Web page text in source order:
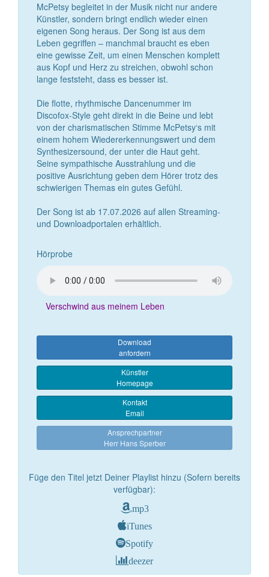
McPetsy begleitet in der Musik nicht nur andere
Künstler, sondern bringt endlich wieder einen
eigenen Song heraus. Der Song ist aus dem
Leben gegriffen – manchmal braucht es eben
eine gewisse Zeit, um einen Menschen komplett
aus Kopf und Herz zu streichen, obwohl schon
lange feststeht, dass es besser ist.
Die flotte, rhythmische Dancenummer im
Discofox-Style geht direkt in die Beine und lebt
von der charismatischen Stimme McPetsy‘s mit
einem hohem Wiedererkennungswert und dem
Synthesizersound, der unter die Haut geht.
Seine sympathische Ausstrahlung und die
positive Ausrichtung geben dem Hörer trotz des
schwierigen Themas ein gutes Gefühl.
Der Song ist ab 17.07.2026 auf allen Streaming-
und Downloadportalen erhältlich.
Hörprobe
Verschwind aus meinem Leben
Download
anfordern
Künstler
Homepage
Kontakt
Email
Ansprechpartner
Herr Hans Sperber
Füge den Titel jetzt Deiner Playlist hinzu (Sofern bereits
verfügbar):
mp3
iTunes
Spotify
deezer